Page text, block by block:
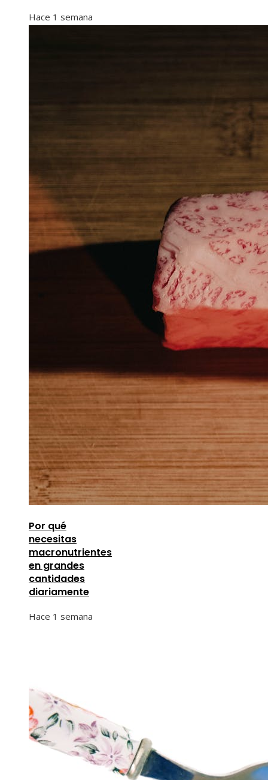
Hace 1 semana
Por qué
necesitas
macronutrientes
en grandes
cantidades
diariamente
Hace 1 semana